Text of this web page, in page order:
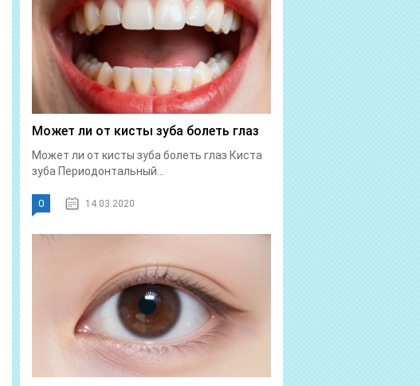
Может ли от кисты зуба болеть глаз
Может ли от кисты зуба болеть глаз Киста
зуба Периодонтальный...
0 14.03.2020